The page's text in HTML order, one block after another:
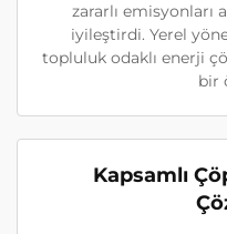
zararlı emisyonları
iyileştirdi. Yerel
topluluk odaklı enerji
bir
Kapsamlı